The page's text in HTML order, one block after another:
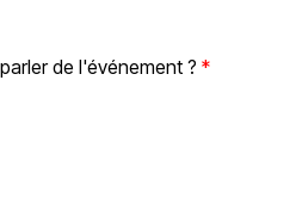
de l'événement ?